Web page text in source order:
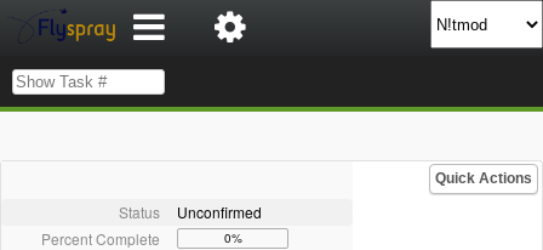
Quick Actions
Status
Unconfirmed
Percent Complete
0%